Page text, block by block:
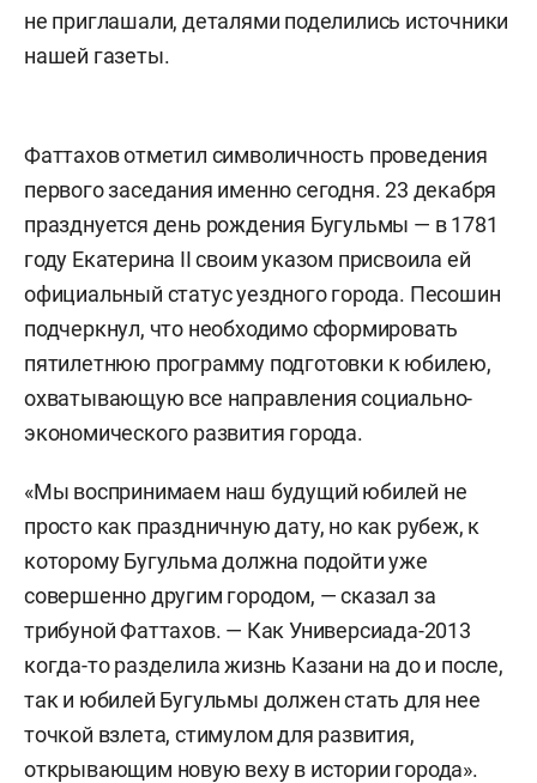
не приглашали, деталями поделились источники
нашей газеты.
Фаттахов отметил символичность проведения
первого заседания именно сегодня. 23 декабря
празднуется день рождения Бугульмы — в 1781
году Екатерина II своим указом присвоила ей
официальный статус уездного города. Песошин
подчеркнул, что необходимо сформировать
пятилетнюю программу подготовки к юбилею,
охватывающую все направления социально-
экономического развития города.
«Мы воспринимаем наш будущий юбилей не
просто как праздничную дату, но как рубеж, к
которому Бугульма должна подойти уже
совершенно другим городом, — сказал за
трибуной Фаттахов. — Как Универсиада-2013
когда-то разделила жизнь Казани на до и после,
так и юбилей Бугульмы должен стать для нее
точкой взлета, стимулом для развития,
открывающим новую веху в истории города».